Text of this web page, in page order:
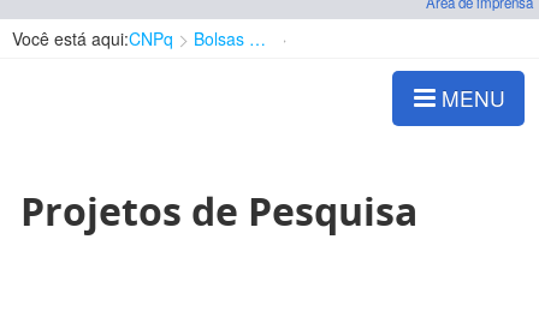
Você está aqui:CNPq Bolsas e Auxílios Vigentes
MENU
Projetos de Pesquisa